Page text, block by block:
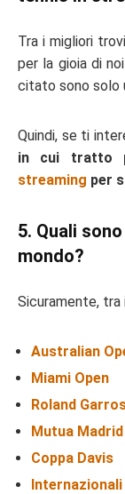
Tra i migliori
per la gioia di
citato sono solo
Quindi, se ti
in cui tratto
streaming per
5. Quali
mondo?
Sicuramente, tra
Australian
Miami Open
Roland
Mutua Madrid
Coppa Davis
Internazionali